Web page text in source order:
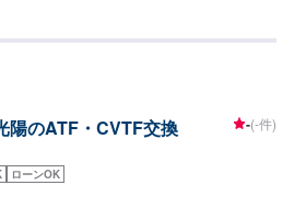
陽のATF・CVTF交換 -(-件)
ローンOK